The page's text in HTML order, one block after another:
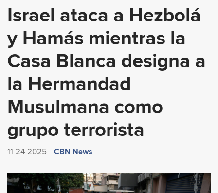
Israel ataca a Hezbolá
y Hamás mientras la
Casa Blanca designa a
la Hermandad
Musulmana como
grupo terrorista
11-24-2025 CBN News